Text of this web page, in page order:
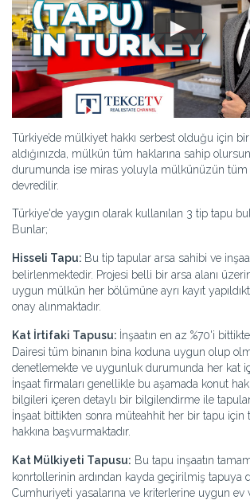
Türkiye’de mülkiyet hakkı serbest olduğu için
aldığınızda, mülkün tüm haklarına sahip
durumunda ise miras yoluyla mülkünüzün tüm
devredilir.
Türkiye'de yaygın olarak kullanılan 3 tip tapu
Bunlar;
Hisseli Tapu: Bu tip tapular arsa sahibi ve
belirlenmektedir. Projesi belli bir arsa alanı
uygun mülkün her bölümüne ayrı kayıt
onay alınmaktadır.
Kat İrtifaki Tapusu: İnşaatın en az %70'i
Dairesi tüm binanın bina koduna uygun olup
denetlemekte ve uygunluk durumunda her kat
İnşaat firmaları genellikle bu aşamada konut
bilgileri içeren detaylı bir bilgilendirme ile
İnşaat bittikten sonra müteahhit her bir tapu
hakkına başvurmaktadır.
Kat Mülkiyeti Tapusu: Bu tapu inşaatın
konrtollerinin ardından kayda geçirilmiş tapuya
Cumhuriyeti yasalarına ve kriterlerine uygun ev